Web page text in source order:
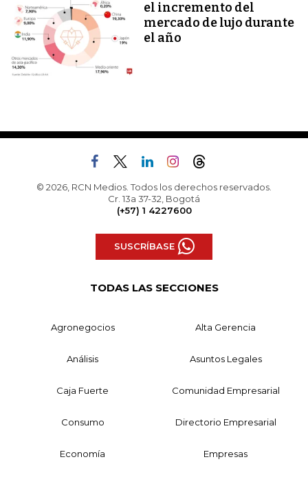
el incremento del
mercado de lujo durante
el año
© 2026, RCN Medios. Todos los derechos reservados.
Cr. 13a 37-32, Bogotá
(+57) 1 4227600
SUSCRÍBASE
TODAS LAS SECCIONES
Agronegocios Alta Gerencia
Análisis Asuntos Legales
Caja Fuerte Comunidad Empresarial
Consumo Directorio Empresarial
Economía Empresas